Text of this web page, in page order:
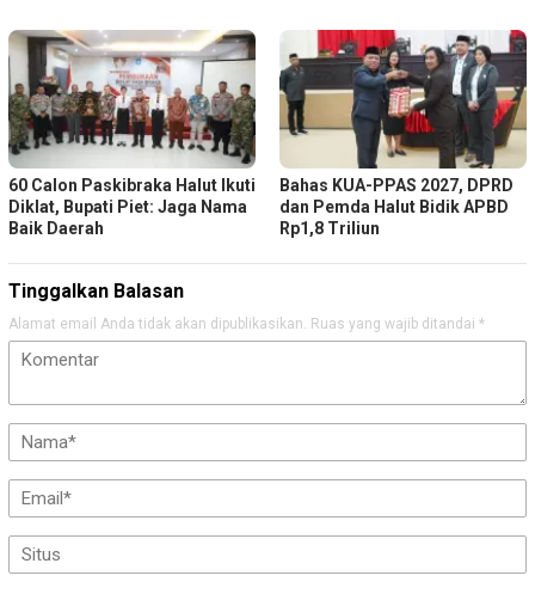
60 Calon Paskibraka Halut Ikuti
Diklat, Bupati Piet: Jaga Nama
Baik Daerah
Bahas KUA-PPAS 2027, DPRD
dan Pemda Halut Bidik APBD
Rp1,8 Triliun
Tinggalkan Balasan
Alamat email Anda tidak akan dipublikasikan. Ruas yang wajib ditandai *